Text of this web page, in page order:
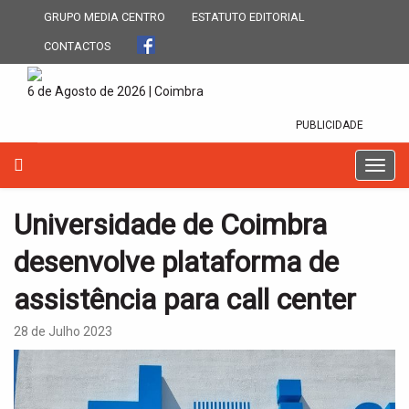
GRUPO MEDIA CENTRO ESTATUTO EDITORIAL
CONTACTOS
6 de Agosto de 2026 | Coimbra
PUBLICIDADE
T
o
a
Universidade de Coimbra
desenvolve plataforma de
assistência para call center
28 de Julho 2023